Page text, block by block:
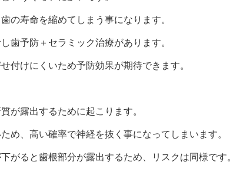
の寿命を縮めてしまう事になります。
歯予防＋セラミック治療があります。
付けにくいため予防効果が期待できます。
が露出するために起こります。
め、高い確率で神経を抜く事になってしまいます。
がると歯根部分が露出するため、リスクは同様です。